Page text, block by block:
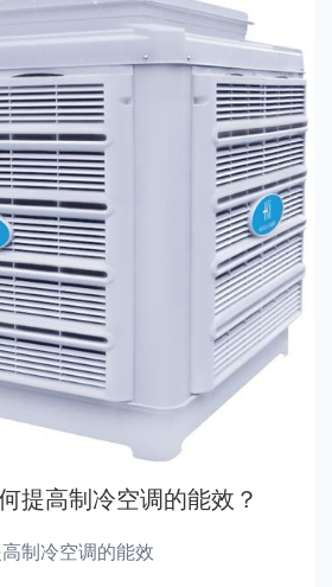
提高制冷空调的能效？
制冷空调的能效